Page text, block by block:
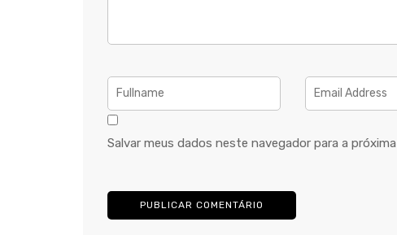
Salvar meus dados neste navegador para a